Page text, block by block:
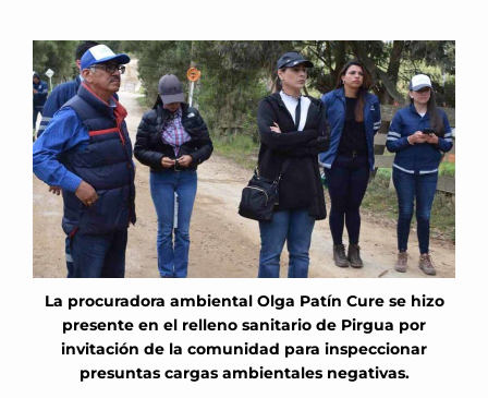
La procuradora ambiental Olga Patín Cure se hizo
presente en el relleno sanitario de Pirgua por
invitación de la comunidad para inspeccionar
presuntas cargas ambientales negativas.